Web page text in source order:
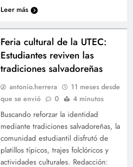
Leer más
Feria cultural de la UTEC:
Estudiantes reviven las
tradiciones salvadoreñas
antonio.herrera
11 meses desde
que se envió
0 4 minutos
Buscando reforzar la identidad
mediante tradiciones salvadoreñas, la
comunidad estudiantil disfrutó de
platillos típicos, trajes folclóricos y
actividades culturales. Redacción: